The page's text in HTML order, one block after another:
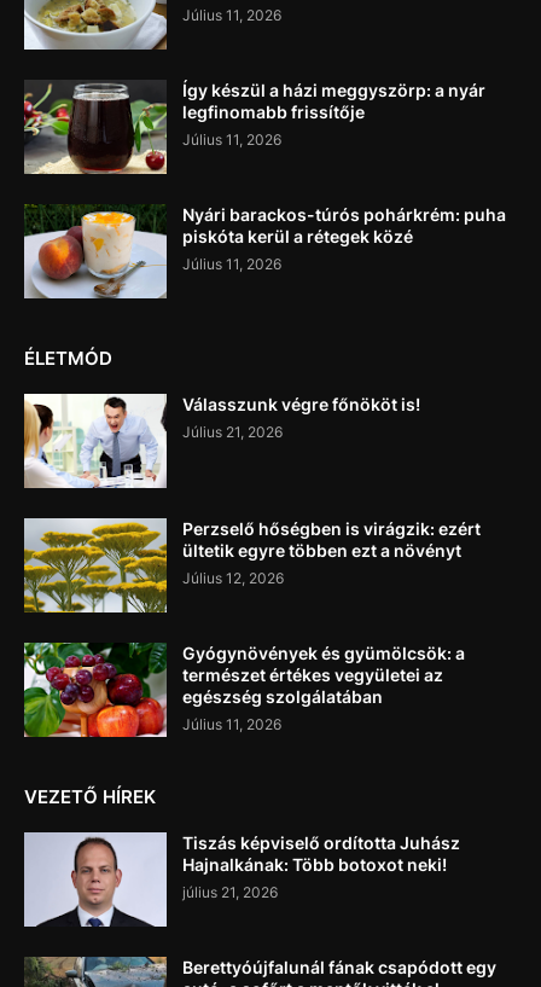
Július 11, 2026
Így készül a házi meggyszörp: a nyár
legfinomabb frissítője
Július 11, 2026
Nyári barackos-túrós pohárkrém: puha
piskóta kerül a rétegek közé
Július 11, 2026
ÉLETMÓD
Válasszunk végre főnököt is!
Július 21, 2026
Perzselő hőségben is virágzik: ezért
ültetik egyre többen ezt a növényt
Július 12, 2026
Gyógynövények és gyümölcsök: a
természet értékes vegyületei az
egészség szolgálatában
Július 11, 2026
VEZETŐ HÍREK
Tiszás képviselő ordította Juhász
Hajnalkának: Több botoxot neki!
július 21, 2026
Berettyóújfalunál fának csapódott egy